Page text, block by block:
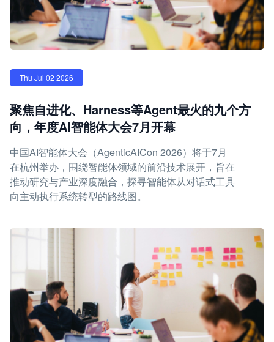
Thu Jul 02 2026
聚焦自进化、Harness等Agent最火的九个方
向，年度AI智能体大会7月开幕
中国AI智能体大会（AgenticAICon 2026）将于7月
在杭州举办，围绕智能体领域的前沿技术展开，旨在
推动研究与产业深度融合，探寻智能体从对话式工具
向主动执行系统转型的路线图。